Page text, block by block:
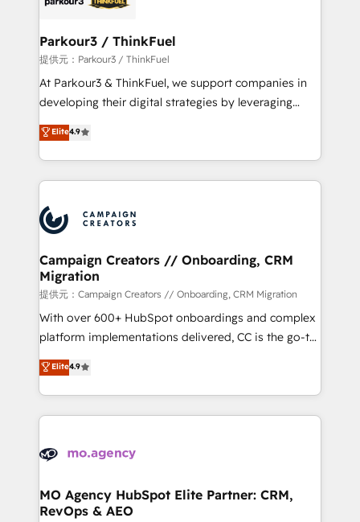
companies scale faster and smarter. 🔹 BOOMS:
Demand generation for all your buyers With BOOMS,
you invest in 100% of your buyers, accelerating your
growth and positioning yourself as an undisputed
transformation process A methodology designed to
implement HubSpot effectively and optimize your
record of business transformation, our growth-first
approach has helped brands dominate their
Parkour3 / ThinkFuel
提供元：Parkour3 / ThinkFuel
At Parkour3 & ThinkFuel, we support companies in
developing their digital strategies by leveraging
technologies and automating their marketing and
sales processes to generate growth. Our offer spans
from Strategy to Operations. We specialize in CRM
onboarding and implementation, web design, sales
extensive experience working with tech companies
and manufacturers since 2002, we are committed to
empowering our clients and developing their
autonomy. Get to grips with HubSpot through
guided implementation and seamless integration of
the CRM platform into your digital ecosystem. Would
you like support in deploying your inbound
to your needs and sales objectives. With 125+
certifications, we are part of the most certified
services are offered in both English & French.
Elite4.9
Campaign Creators // Onboarding, CRM
Migration
提供元：Campaign Creators // Onboarding, CRM Migration
With over 600+ HubSpot onboardings and complex
platform implementations delivered, CC is the go-to
Elite Solutions Partner for businesses ready to
migrate, replatform, and scale smarter. We specialize
in high-impact CRM and CMS migrations and
onboarding from platforms like Salesforce, NetSuite,
WordPress and legacy CRMs, turning fragmented
architectures that accelerate revenue operations and
performance. - Multi-object CRM migration, cleanup,
Elite4.9
MO Agency HubSpot Elite Partner: CRM,
RevOps & AEO